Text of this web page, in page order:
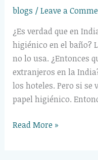
blogs /Leave a
¿Es verdad que en
higiénico en el baño?
no lo usa. ¿Entonces
extranjeros en la
los hoteles. Pero si se
papel higiénico.
Read More »